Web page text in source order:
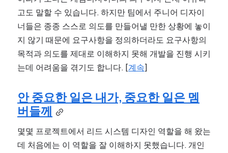
고도 말할 수 있습니다. 하지만 팀에서 주니어 디자이
너들은 종종 스스로 의도를 만들어낼 만한 상황에 놓이
지 않기 때문에 요구사항을 정의하더라도 요구사항의
목적과 의도를 제대로 이해하지 못해 개발을 진행 시키
는데 어려움을 겪기도 합니다. [계속]
안 중요한 일은 내가, 중요한 일은 멤
버들께
몇몇 프로젝트에서 리드 시스템 디자인 역할을 해 왔는
데 처음에는 이 역할을 잘 이해하지 못했습니다. 개인